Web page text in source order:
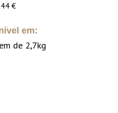
€
em:
de 2,7kg